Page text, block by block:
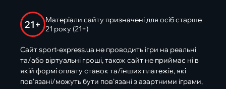
21+
Матеріали сайту призначені для осіб старше
21 року (21+)
Сайт sport-express.ua не проводить ігри на реальні
та/або віртуальні гроші, також сайт не приймає ні в
якій формі оплату ставок та/інших платежів, які
пов’язані/можуть бути пов’язані з азартними іграми,